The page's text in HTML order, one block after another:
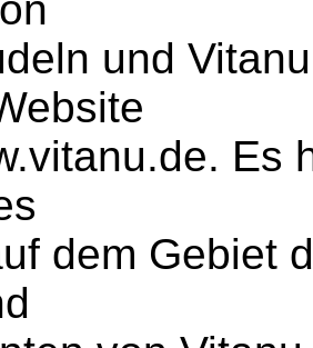
und
Es
dem Gebiet